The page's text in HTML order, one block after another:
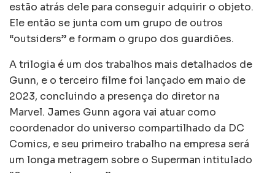
estão atrás dele para conseguir adquirir o objeto.
Ele então se junta com um grupo de outros
“outsiders” e formam o grupo dos guardiões.
A trilogia é um dos trabalhos mais detalhados de
Gunn, e o terceiro filme foi lançado em maio de
2023, concluindo a presença do diretor na
Marvel. James Gunn agora vai atuar como
coordenador do universo compartilhado da DC
Comics, e seu primeiro trabalho na empresa será
um longa metragem sobre o Superman intitulado